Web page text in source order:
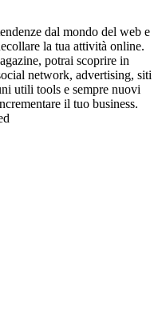
dal mondo del web e
la tua attività online.
potrai scoprire in
network, advertising, siti
utili tools e sempre nuovi
il tuo business.